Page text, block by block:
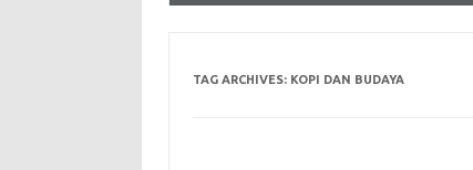
TAG ARCHIVES: KOPI DAN BUDAYA